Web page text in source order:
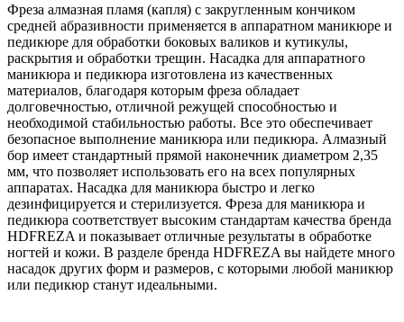
Фреза алмазная пламя (капля) с закругленным кончиком
средней абразивности применяется в аппаратном маникюре и
педикюре для обработки боковых валиков и кутикулы,
раскрытия и обработки трещин. Насадка для аппаратного
маникюра и педикюра изготовлена из качественных
материалов, благодаря которым фреза обладает
долговечностью, отличной режущей способностью и
необходимой стабильностью работы. Все это обеспечивает
безопасное выполнение маникюра или педикюра. Алмазный
бор имеет стандартный прямой наконечник диаметром 2,35
мм, что позволяет использовать его на всех популярных
аппаратах. Насадка для маникюра быстро и легко
дезинфицируется и стерилизуется. Фреза для маникюра и
педикюра соответствует высоким стандартам качества бренда
HDFREZA и показывает отличные результаты в обработке
ногтей и кожи. В разделе бренда HDFREZA вы найдете много
насадок других форм и размеров, с которыми любой маникюр
или педикюр станут идеальными.